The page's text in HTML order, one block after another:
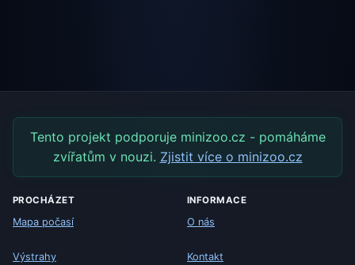
Tento projekt podporuje minizoo.cz - pomáháme
zvířatům v nouzi. Zjistit více o minizoo.cz
PROCHÁZET
Mapa počasí
Výstrahy
INFORMACE
O nás
Kontakt